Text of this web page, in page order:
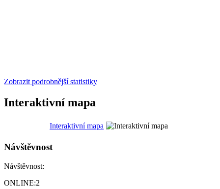
Zobrazit podrobnější statistiky
Interaktivní mapa
Interaktivní mapa
Návštěvnost
Návštěvnost:
ONLINE:2